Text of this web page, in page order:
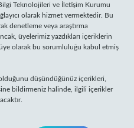
Teknolojileri ve İletişim Kurumu
olarak hizmet vermektedir. Bu
denetleme veya araştırma
üyelerimiz yazdıkları içeriklerin
olarak bu sorumluluğu kabul etmiş
düşündüğünüz içerikleri,
bildirmeniz halinde, ilgili içerikler